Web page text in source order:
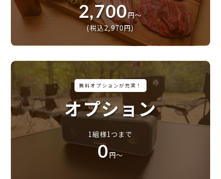
2,700円〜
(税込2,970円)
無料オプションが充実！
オプション
1組様1つまで
0円〜